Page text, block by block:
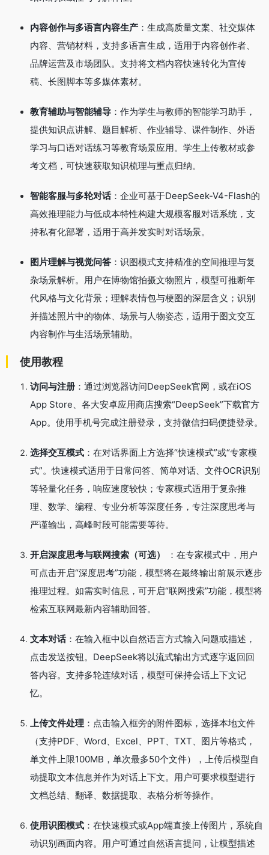
内容创作与多语言内容生产 ：生成高质量文案、社交媒体
内容、营销材料，支持多语言生成，适用于内容创作者、
品牌运营及市场团队。支持将文档内容快速转化为宣传
稿、长图脚本等多媒体素材。
教育辅助与智能辅导 ：作为学生与教师的智能学习助手，
提供知识点讲解、题目解析、作业辅导、课件制作、外语
学习与口语对话练习等教育场景应用。学生上传教材或参
考文档，可快速获取知识梳理与重点归纳。
智能客服与多轮对话：企业可基于DeepSeek-V4-Flash的
高效推理能力与低成本特性构建大规模客服对话系统，支
持私有化部署，适用于高并发实时对话场景。
图片理解与视觉问答 ：识图模式支持精准的空间推理与复
杂场景解析。用户在博物馆拍摄文物照片，模型可推断年
代风格与文化背景；理解表情包与梗图的深层含义；识别
并描述照片中的物体、场景与人物姿态，适用于图文交互
内容制作与生活场景辅助。
使用教程
访问与注册 ：通过浏览器访问DeepSeek官网，或在iOS
App Store、各大安卓应用商店搜索“DeepSeek”下载官方
App。使用手机号完成注册登录，支持微信扫码便捷登录。
选择交互模式 ：在对话界面上方选择“快速模式”或“专家模
式”。快速模式适用于日常问答、简单对话、文件OCR识别
等轻量化任务，响应速度较快；专家模式适用于复杂推
理、数学、编程、专业分析等深度任务，专注深度思考与
严谨输出，高峰时段可能需要等待。
开启深度思考与联网搜索（可选）
：在专家模式中，用户
可点击开启“深度思考”功能，模型将在最终输出前展示逐步
推理过程。如需实时信息，可开启“联网搜索”功能，模型将
检索互联网最新内容辅助回答。
文本对话：在输入框中以自然语言方式输入问题或描述，
点击发送按钮。DeepSeek将以流式输出方式逐字返回回
答内容。支持多轮连续对话，模型可保持会话上下文记
忆。
上传文件处理 ：点击输入框旁的附件图标，选择本地文件
（支持PDF、Word、Excel、PPT、TXT、图片等格式，
单文件上限100MB，单次最多50个文件），上传后模型自
动提取文本信息并作为对话上下文。用户可要求模型进行
文档总结、翻译、数据提取、表格分析等操作。
使用识图模式 ：在快速模式或App端直接上传图片，系统自
动识别画面内容。用户可通过自然语言提问，让模型描述